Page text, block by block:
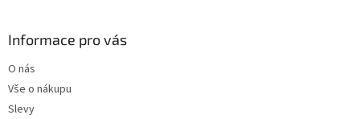
Informace pro vás
O nás
Vše o nákupu
Slevy